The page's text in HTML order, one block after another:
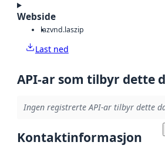
Webside
lazvnd.laszip
Last ned
API-ar som tilbyr dette
Ingen registrerte API-ar tilbyr dette
Kontaktinformasjon